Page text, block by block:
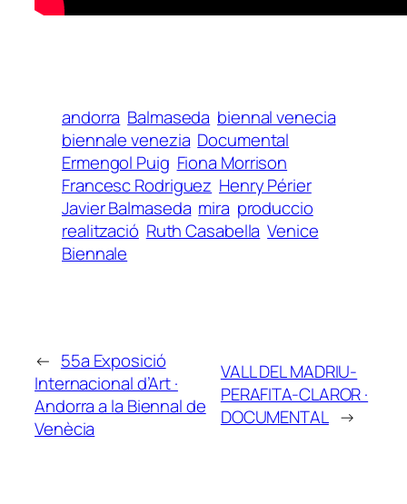
andorra Balmaseda biennal venecia
biennale venezia Documental
Ermengol Puig Fiona Morrison
Francesc Rodriguez Henry Périer
Javier Balmaseda mira produccio
realització Ruth Casabella Venice
Biennale
← 55a Exposició
Internacional d’Art ·
Andorra a la Biennal de
Venècia
VALL DEL MADRIU-
PERAFITA-CLAROR ·
DOCUMENTAL →